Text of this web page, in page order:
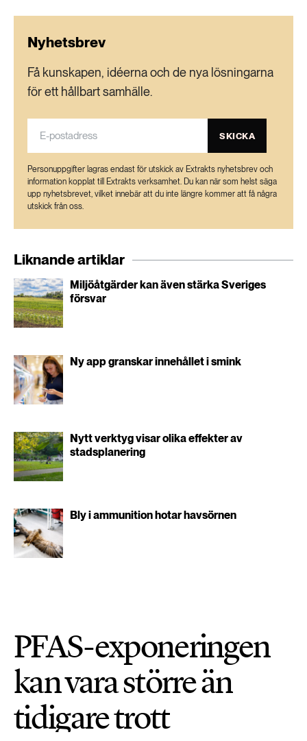
Nyhetsbrev
Få kunskapen, idéerna och de nya lösningarna
för ett hållbart samhälle.
SKICKA
Personuppgifter lagras endast för utskick av Extrakts nyhetsbrev och
information kopplat till Extrakts verksamhet. Du kan när som helst säga
upp nyhetsbrevet, vilket innebär att du inte längre kommer att få några
utskick från oss.
Liknande artiklar
Miljöåtgärder kan även stärka Sveriges
försvar
Ny app granskar innehållet i smink
Nytt verktyg visar olika effekter av
stadsplanering
Bly i ammunition hotar havsörnen
PFAS-exponeringen
kan vara större än
tidigare trott